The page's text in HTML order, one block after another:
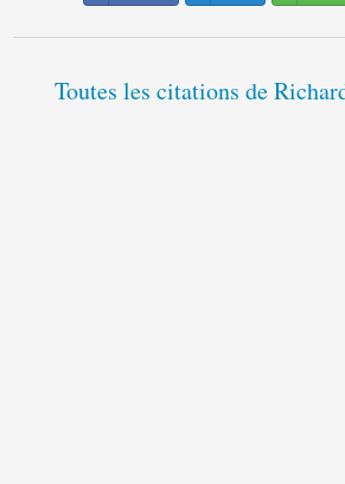
Toutes les citations de